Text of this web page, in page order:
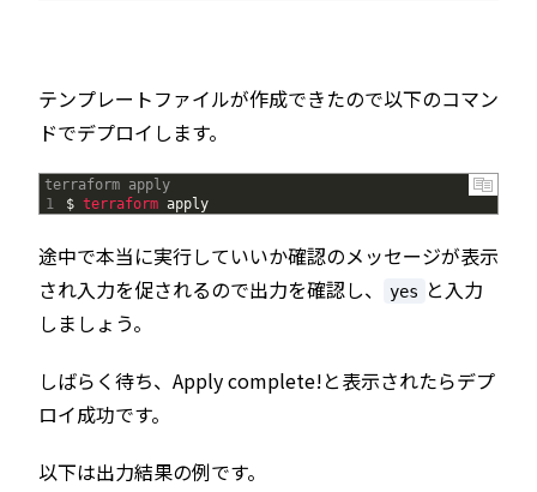
テンプレートファイルが作成できたので以下のコマン
ドでデプロイします。
terraform apply
1
$ terraform apply
途中で本当に実行していいか確認のメッセージが表示
され入力を促されるので出力を確認し、
yes
と入力
しましょう。
しばらく待ち、Apply complete!と表示されたらデプ
ロイ成功です。
以下は出力結果の例です。